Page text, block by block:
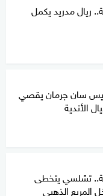
ريال مدريد يكمل
باريس سان جرمان يقصي
الأندية
تشلسي يتخطى
المربع الذهبي